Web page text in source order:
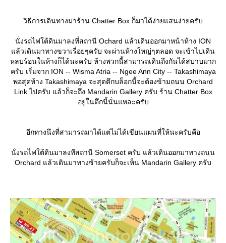
วิธีการเดินทางมาร้าน Chatter Box ก็มาได้ง่ายแสนง่ายครับ
นั่งรถไฟใต้ดินมาลงที่สถานี Ochard แล้วเดินออกมาหน้าห้าง ION
ล้วเดินมาทางขวาเรื่อยๆครับ จะผ่านห้างใหญ่ๆตลอด จะเข้าไปเดิน
หลบร้อนในห้างก็ได้นะครับ ห้างพวกนี้สามารถเดินถึงกันได้สบาบมาก
ครับ เริ่มจาก ION -- Wisma Atria -- Ngee Ann City -- Takashimaya
พอสุดห้าง Takashimaya จะสุดตึกบล็อกนี้จะต้องข้ามถนน Orchard
Link ไปครับ แล้วก็จะถึง Mandarin Gallery ครับ ร้าน Chatter Box
อยู่ในตึกนี้นั่นแหละครับ
อีกทางนึงที่สามารถมาได้แต่ไม่ได้เขียนแผนที่ให้นะครับคือ
นั่งรถไฟใต้ดินมาลงทีสถานี Somerset ครับ แล้วเดินออกมาทางถนน
Orchard แล้วเดินมาทางซ้ายครับก็จะเห็น Mandarin Gallery ครับ